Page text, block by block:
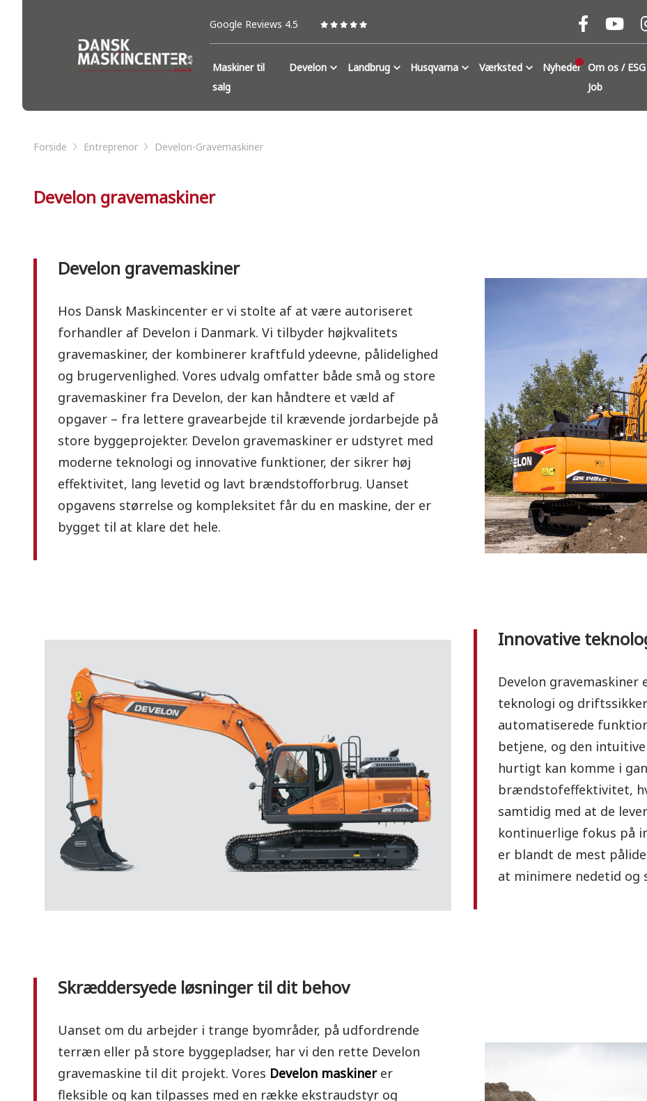
Google Reviews 4.5
Maskiner til
salg
Develon Landbrug Husqvarna Værksted Nyheder Om os /
Job
Forside Entreprenor Develon-Gravemaskiner
Develon gravemaskiner
Develon gravemaskiner
Hos Dansk Maskincenter er vi stolte af at være autoriseret
forhandler af Develon i Danmark. Vi tilbyder højkvalitets
gravemaskiner, der kombinerer kraftfuld ydeevne, pålidelighed
og brugervenlighed. Vores udvalg omfatter både små og store
gravemaskiner fra Develon, der kan håndtere et væld af
opgaver – fra lettere gravearbejde til krævende jordarbejde på
store byggeprojekter. Develon gravemaskiner er udstyret med
moderne teknologi og innovative funktioner, der sikrer høj
effektivitet, lang levetid og lavt brændstofforbrug. Uanset
opgavens størrelse og kompleksitet får du en maskine, der er
bygget til at klare det hele.
Innovative
Develon gravemaskiner
teknologi og
automatiserede
betjene, og den
hurtigt kan komme i
brændstofeffektivitet,
samtidig med at de
kontinuerlige fokus på
er blandt de mest
at minimere nedetid og
Skræddersyede løsninger til dit behov
Uanset om du arbejder i trange byområder, på udfordrende
terræn eller på store byggepladser, har vi den rette Develon
gravemaskine til dit projekt. Vores Develon maskinerer
fleksible og kan tilpasses med en række ekstraudstyr og